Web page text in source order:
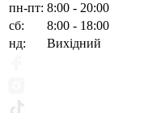
пн-пт: 8:00 - 20:00
сб:
8:00 - 18:00
нд:
Вихідний